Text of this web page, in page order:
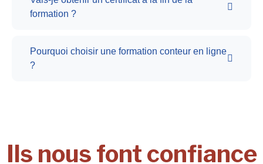
formation ?
Pourquoi choisir une formation conteur en ligne
?
Ils nous font confiance